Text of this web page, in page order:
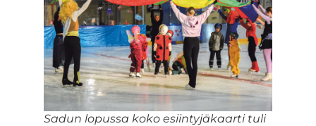
Sadun lopussa koko esiintyjäkaarti tuli